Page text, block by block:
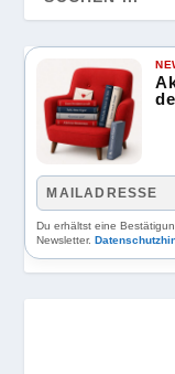
Du erhältst eine
Newsletter.